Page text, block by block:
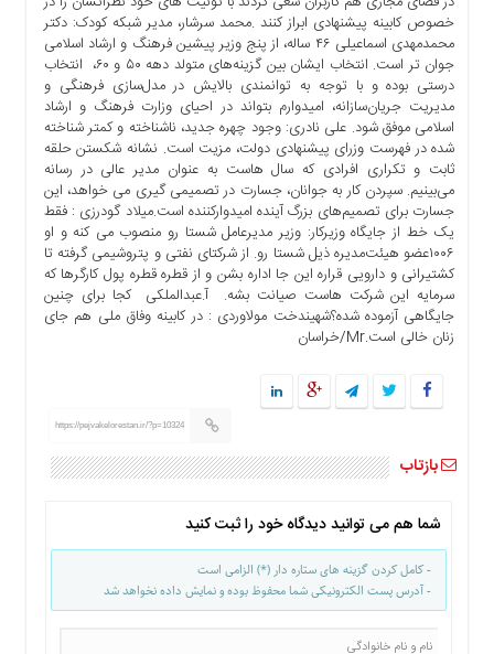
خصوص کابینه پیشنهادی ابراز کنند .محمد سرشار، مدیر شبکه کودک: دکتر
محمدمهدی اسماعیلی ۴۶ ساله، از پنج وزیر پیشین فرهنگ و ارشاد اسلامی
جوان تر است. انتخاب ایشان بین گزینه‌های متولد دهه ۵۰ و ۶۰، انتخاب
درستی بوده و با توجه به توانمندی بالایش در مدل‌سازی فرهنگی و
مدیریت جریان‌سازانه، امیدوارم بتواند در احیای وزارت فرهنگ و ارشاد
اسلامی موفق شود. علی نادری: وجود چهره جدید، ناشناخته و کمتر شناخته
شده در فهرست وزرای پیشنهادی دولت، مزیت است. نشانه شکستن حلقه
ثابت و تکراری افرادی که سال هاست به عنوان مدیر عالی در رسانه
می‌بینیم. سپردن کار به جوانان، جسارت در تصمیمی گیری می خواهد، این
جسارت برای تصمیم‌های بزرگ آینده امیدوارکننده است.میلاد گودرزی : فقط
یک خط از جایگاه وزیرکار: وزیر مدیرعامل شستا رو منصوب می کنه و او
۱۰۰۶عضو هیئت‌مدیره ذیل شستا رو. از شرکتای نفتی و پتروشیمی گرفته تا
کشتیرانی و دارویی قراره این جا اداره بشن و از قطره قطره پول کارگرها که
سرمایه این شرکت هاست صیانت بشه. آ.عبدالملکی کجا برای چنین
جایگاهی آزموده شده؟شهیندخت مولاوردی : در کابینه وفاق ملی هم جای
زنان خالی است.Mr/خراسان
https://pejvakelorestan.ir/?p=10324
بازتاب
شما هم می توانید دیدگاه خود را ثبت کنید
- کامل کردن گزینه های ستاره دار (*) الزامی است
- آدرس پست الکترونیکی شما محفوظ بوده و نمایش داده نخواهد شد